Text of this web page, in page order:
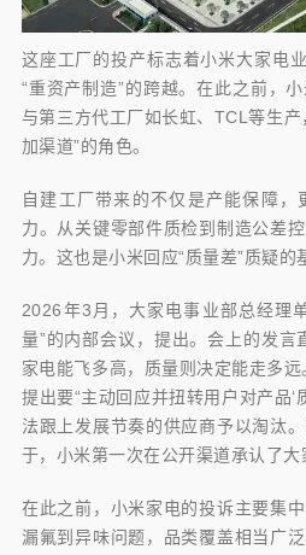
这座工厂的投产标志着小米大家电
“重资产制造”的跨越。在此之前，
与第三方代工厂如长虹、TCL等生
加渠道”的角色。
自建工厂带来的不仅是产能保障
力。从关键零部件质检到制造公差
力。这也是小米回应“质量差”质疑的
2026年3月，大家电事业部总经理
量”的内部会议，提出。会上的发言
家电能飞多高，质量则决定能走多
提出要“主动回应并扭转用户对产品‘
法跟上发展节奏的供应商予以淘汰
于，小米第一次在公开渠道承认了大
在此之前，小米家电的投诉主要集
漏氟到异味问题，品类覆盖相当广